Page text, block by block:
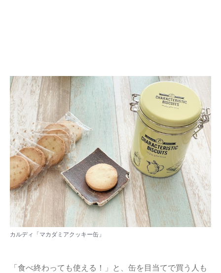
カルディ「マカダミアクッキー缶」
「食べ終わっても使える！」と、缶を目当てで買う人も